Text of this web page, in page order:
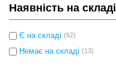
Наявність на складі
Є на складі (62)
Немає на складі (13)